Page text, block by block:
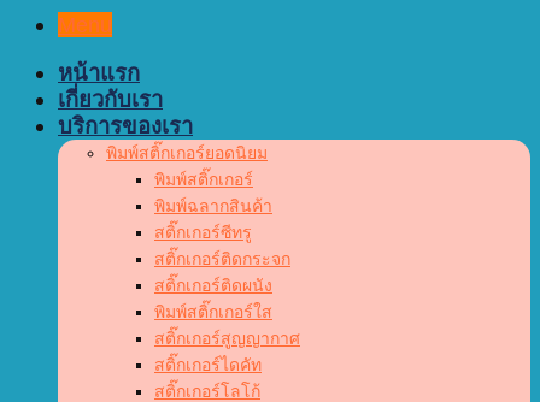
Menu
หน้าแรก
เกี่ยวกับเรา
บริการของเรา
พิมพ์สติ๊กเกอร์ยอดนิยม
พิมพ์สติ๊กเกอร์
พิมพ์ฉลากสินค้า
สติ๊กเกอร์ซีทรู
สติ๊กเกอร์ติดกระจก
สติ๊กเกอร์ติดผนัง
พิมพ์สติ๊กเกอร์ใส
สติ๊กเกอร์สูญญากาศ
สติ๊กเกอร์ไดคัท
สติ๊กเกอร์โลโก้